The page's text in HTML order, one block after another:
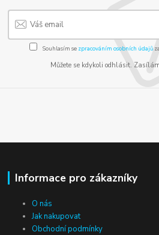
Souhlasím se zpracováním osobních údajů
Můžete se kdykoli odhlásit.
Informace pro zákazníky
O nás
Jak nakupovat
Obchodní podmínky